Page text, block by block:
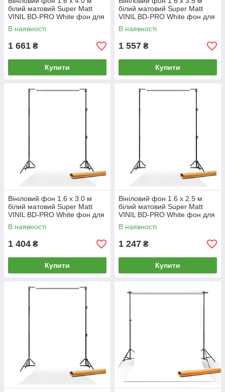
білий матовий Super Matt
VINIL BD-PRO White фон для
фото / на картонній трубі
В наявності
1 661 ₴
Купити
білий матовий Super Matt
VINIL BD-PRO White фон для
фото / на картонній трубі
В наявності
1 557 ₴
Купити
Вініловий фон 1.6 х 3.0 м
білий матовий Super Matt
VINIL BD-PRO White фон для
фото / на картонній трубі
В наявності
1 404 ₴
Купити
Вініловий фон 1.6 х 2.5 м
білий матовий Super Matt
VINIL BD-PRO White фон для
фото / на картонній трубі
В наявності
1 247 ₴
Купити